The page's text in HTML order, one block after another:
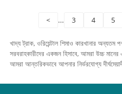
< ... 3 4 5
খাদ্য ট্রাক, ওরিয়েন্টাল শিমাও কারখানার অন্যতম
সরবরাহকারীদের একজন হিসাবে, আমরা উচ্চ
আমরা আন্তরিকভাবে আপনার নির্ভরযোগ্য